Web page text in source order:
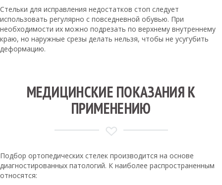
Стельки для исправления недостатков стоп следует
использовать регулярно с повседневной обувью. При
необходимости их можно подрезать по верхнему внутреннему
краю, но наружные срезы делать нельзя, чтобы не усугубить
деформацию.
МЕДИЦИНСКИЕ ПОКАЗАНИЯ К
ПРИМЕНЕНИЮ
Подбор ортопедических стелек производится на основе
диагностированных патологий. К наиболее распространенным
относятся: